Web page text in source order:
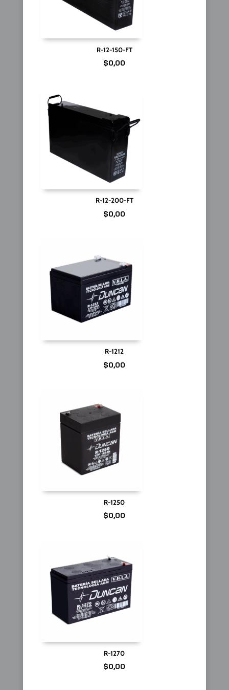
R-12-150-FT
$0,00
R-12-200-FT
$0,00
R-1212
$0,00
R-1250
$0,00
R-1270
$0,00